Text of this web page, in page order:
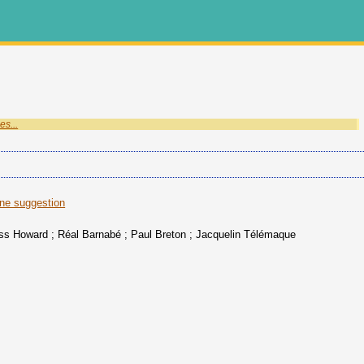
suggestion
Howard ; Réal Barnabé ; Paul Breton ; Jacquelin Télémaque